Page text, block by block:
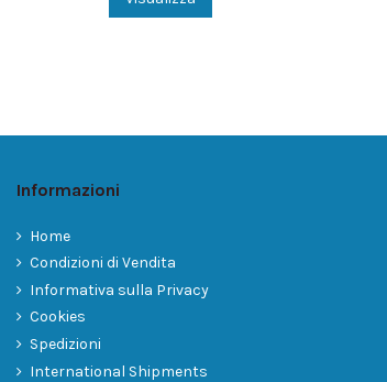
Informazioni
Home
Condizioni di Vendita
Informativa sulla Privacy
Cookies
Spedizioni
International Shipments